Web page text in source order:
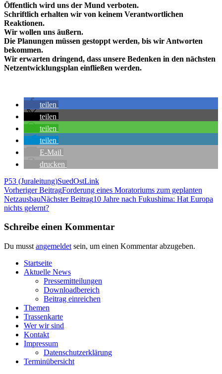
Öffent­lich wird uns der Mund verboten.
Schrift­lich erhal­ten wir von kei­nem Ver­ant­wort­li­chen
Reaktionen.
Wir wol­len uns äußern.
Die Pla­nun­gen müs­sen gestoppt wer­den, bis wir Ant­wor­ten
bekommen.
Wir erwar­ten drin­gend, dass unse­re Beden­ken in den nächs­ten
Netz­ent­wick­lungs­plan ein­flie­ßen werden.
tei­len
tei­len
tei­len
tei­len
E‑Mail
dru­cken
P53 (Juraleitung)SuedOstLink
Beitragsnavigation
Vorheriger BeitragFor­de­rung eines Mora­to­ri­ums zum geplan­ten
NetzausbauNächster Beitrag10 Jah­re nach Fuku­shi­ma: Hat Euro­pa
nichts gelernt?
Schreibe einen Kommentar
Du musst angemeldet sein, um einen Kommentar abzugeben.
Start­sei­te
Aktu­el­le News
Pres­se­mit­tei­lun­gen
Down­load­be­reich
Bei­trag einreichen
The­men
Tras­sen­kar­te
Wer wir sind
Kon­takt
Impres­sum
Daten­schutz­er­klä­rung
Ter­min­über­sicht